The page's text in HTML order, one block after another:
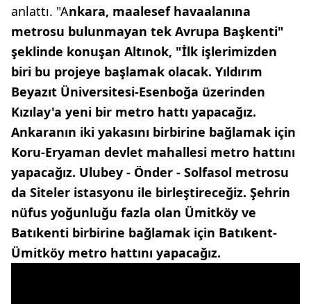
anlattı. "Ankara, maalesef havaalanına
metrosu bulunmayan tek Avrupa Başkenti"
şeklinde konuşan Altınok, "İlk işlerimizden
biri bu projeye başlamak olacak. Yıldırım
Beyazıt Üniversitesi-Esenboğa üzerinden
Kızılay'a yeni bir metro hattı yapacağız.
Ankaranın iki yakasını birbirine bağlamak için
Koru-Eryaman devlet mahallesi metro hattını
yapacağız. Ulubey - Önder - Solfasol metrosu
da Siteler istasyonu ile birleştireceğiz. Şehrin
nüfus yoğunluğu fazla olan Ümitköy ve
Batıkenti birbirine bağlamak için Batıkent-
Ümitköy metro hattını yapacağız.